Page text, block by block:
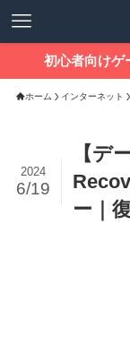
初心者向けゲ
ホーム インターネット
【デ
ー｜
2024
6/19